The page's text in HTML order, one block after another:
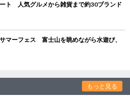
ト 人気グルメから雑貨まで約30ブランド
マーフェス 富士山を眺めながら水遊び、
もっと見る